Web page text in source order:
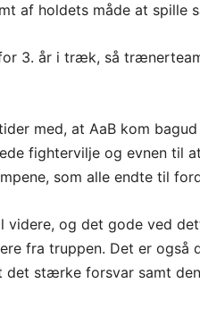
af holdets måde at spille
3. år i træk, så
med, at AaB kom bagud
fightervilje og evnen til
som alle endte til
og det gode ved
fra truppen. Det er også
stærke forsvar samt